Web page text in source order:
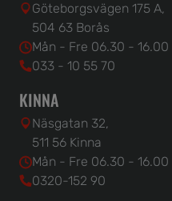
Göteborgsvägen 175 A,
504 63 Borås
Mån - Fre 06.30 - 16.00
033 - 10 55 70
KINNA
Näsgatan 32,
511 56 Kinna
Mån - Fre 06.30 - 16.00
0320-152 90